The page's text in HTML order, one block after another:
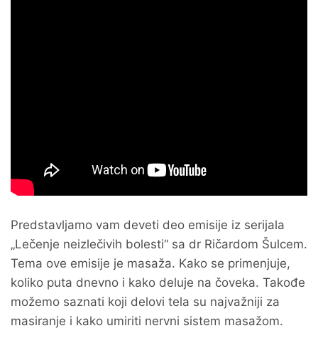
Predstavljamo vam deveti deo emisije iz serijala
„Lečenje neizlečivih bolesti“ sa dr Ričardom Šulcem.
Tema ove emisije je masaža. Kako se primenjuje,
koliko puta dnevno i kako deluje na čoveka. Takođe
možemo saznati koji delovi tela su najvažniji za
masiranje i kako umiriti nervni sistem masažom.